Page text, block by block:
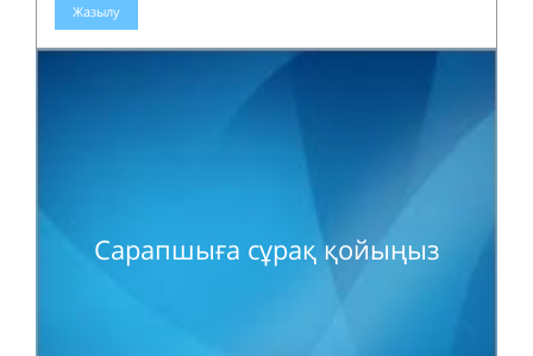
Жазылу
Сарапшыға сұрақ қойыңыз